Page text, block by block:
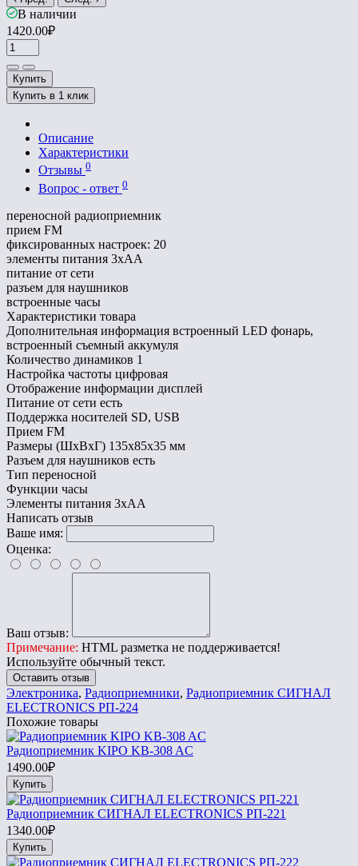
В наличии
1420.00₽
Купить
Купить в 1 клик
Описание
Характеристики
Отзывы 0
Вопрос - ответ 0
переносной радиоприемник
прием FM
фиксированных настроек: 20
элементы питания 3xAA
питание от сети
разъем для наушников
встроенные часы
Характеристики товара
Дополнительная информация встроенный LED фонарь,
встроенный съемный аккумуля
Количество динамиков 1
Настройка частоты цифровая
Отображение информации дисплей
Питание от сети есть
Поддержка носителей SD, USB
Прием FM
Размеры (ШхВхГ) 135х85х35 мм
Разъем для наушников есть
Тип переносной
Функции часы
Элементы питания 3xAA
Написать отзыв
Ваше имя:
Оценка:
Ваш отзыв:
Примечание: HTML разметка не поддерживается!
Используйте обычный текст.
Оставить отзыв
Электроника, Радиоприемники, Радиоприемник СИГНАЛ
ELECTRONICS РП-224
Похожие товары
Радиоприемник KIPO KB-308 AC
1490.00₽
Купить
Радиоприемник СИГНАЛ ELECTRONICS РП-221
1340.00₽
Купить